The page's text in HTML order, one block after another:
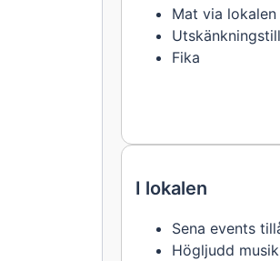
Mat via lokalen
Fika
I lokalen
Sena events
Högljudd